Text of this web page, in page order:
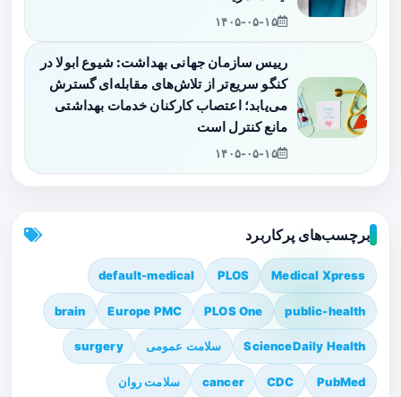
۱۴۰۵-۰۵-۱۵
رییس سازمان جهانی بهداشت: شیوع ابولا در
کنگو سریع‌تر از تلاش‌های مقابله‌ای گسترش
می‌یابد؛ اعتصاب کارکنان خدمات بهداشتی
مانع کنترل است
۱۴۰۵-۰۵-۱۵
برچسب‌های پرکاربرد
Medical Xpress
PLOS
default-medical
public-health
PLOS One
Europe PMC
brain
ScienceDaily Health سلامت عمومی surgery
PubMed
CDC
cancer سلامت روان